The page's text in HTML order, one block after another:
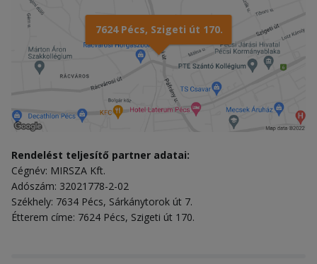
7624 Pécs, Szigeti út 170.
Rendelést teljesítő partner adatai:
Cégnév: MIRSZA Kft.
Adószám: 32021778-2-02
Székhely: 7634 Pécs, Sárkánytorok út 7.
Étterem címe: 7624 Pécs, Szigeti út 170.